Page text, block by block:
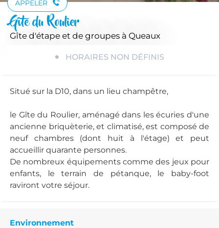
APPELER
Gîte du Roulier
Gîte d'étape et de groupes à Queaux
HORAIRES NON DÉFINIS
Situé sur la D10, dans un lieu champêtre,
le Gîte du Roulier, aménagé dans les écuries d'une
ancienne briquèterie, et climatisé, est composé de
neuf chambres (dont huit à l'étage) et peut
accueillir quarante personnes.
De nombreux équipements comme des jeux pour
enfants, le terrain de pétanque, le baby-foot
raviront votre séjour.
Environnement